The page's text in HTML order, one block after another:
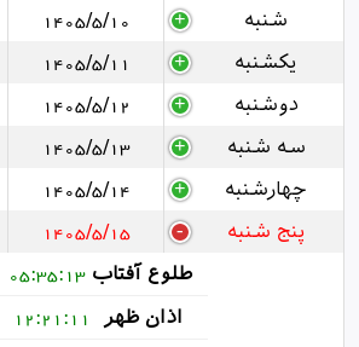
شنبه
1405/5/10
یکشنبه
1405/5/11
دوشنبه
1405/5/12
سه شنبه
1405/5/13
چهارشنبه
1405/5/14
پنج شنبه
1405/5/15
طلوع آفتاب 05:35:13
اذان ظهر
12:21:11